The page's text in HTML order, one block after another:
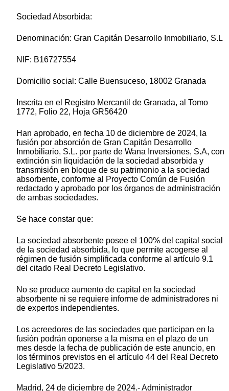
Sociedad Absorbida:
Denominación: Gran Capitán Desarrollo Inmobiliario, S.L
NIF: B16727554
Domicilio social: Calle Buensuceso, 18002 Granada
Inscrita en el Registro Mercantil de Granada, al Tomo
1772, Folio 22, Hoja GR56420
Han aprobado, en fecha 10 de diciembre de 2024, la
fusión por absorción de Gran Capitán Desarrollo
Inmobiliario, S.L. por parte de Wana Inversiones, S.A, con
extinción sin liquidación de la sociedad absorbida y
transmisión en bloque de su patrimonio a la sociedad
absorbente, conforme al Proyecto Común de Fusión
redactado y aprobado por los órganos de administración
de ambas sociedades.
Se hace constar que:
La sociedad absorbente posee el 100% del capital social
de la sociedad absorbida, lo que permite acogerse al
régimen de fusión simplificada conforme al artículo 9.1
del citado Real Decreto Legislativo.
No se produce aumento de capital en la sociedad
absorbente ni se requiere informe de administradores ni
de expertos independientes.
Los acreedores de las sociedades que participan en la
fusión podrán oponerse a la misma en el plazo de un
mes desde la fecha de publicación de este anuncio, en
los términos previstos en el artículo 44 del Real Decreto
Legislativo 5/2023.
Madrid, 24 de diciembre de 2024.- Administrador